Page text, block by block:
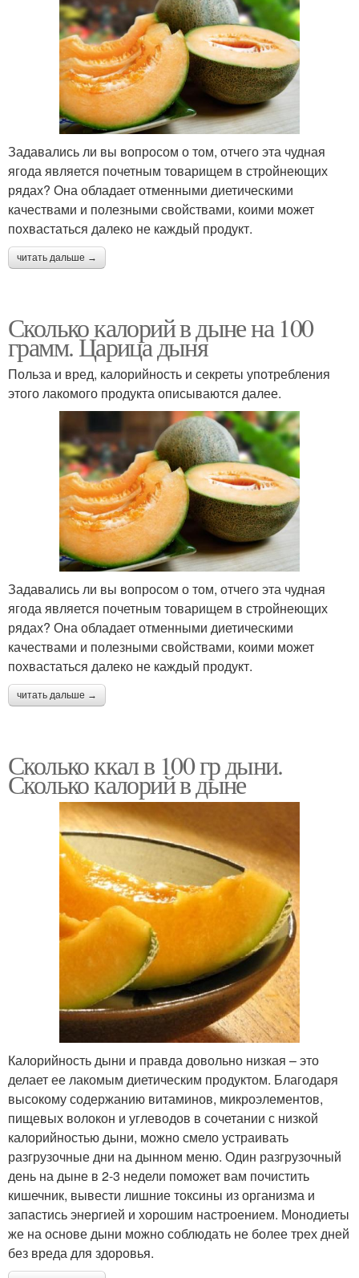
Задавались ли вы вопросом о том, отчего эта чудная
ягода является почетным товарищем в стройнеющих
рядах? Она обладает отменными диетическими
качествами и полезными свойствами, коими может
похвастаться далеко не каждый продукт.
читать дальше →
Сколько калорий в дыне на 100
грамм. Царица дыня
Польза и вред, калорийность и секреты употребления
этого лакомого продукта описываются далее.
Задавались ли вы вопросом о том, отчего эта чудная
ягода является почетным товарищем в стройнеющих
рядах? Она обладает отменными диетическими
качествами и полезными свойствами, коими может
похвастаться далеко не каждый продукт.
читать дальше →
Сколько ккал в 100 гр дыни.
Сколько калорий в дыне
Калорийность дыни и правда довольно низкая – это
делает ее лакомым диетическим продуктом. Благодаря
высокому содержанию витаминов, микроэлементов,
пищевых волокон и углеводов в сочетании с низкой
калорийностью дыни, можно смело устраивать
разгрузочные дни на дынном меню. Один разгрузочный
день на дыне в 2-3 недели поможет вам почистить
кишечник, вывести лишние токсины из организма и
запастись энергией и хорошим настроением. Монодиеты
же на основе дыни можно соблюдать не более трех дней
без вреда для здоровья.